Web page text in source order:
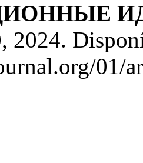
2024.
01/